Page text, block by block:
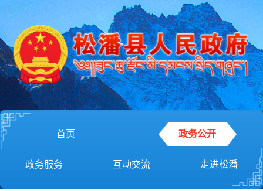
首页 政务公开
政务服务 互动交流 走进松潘